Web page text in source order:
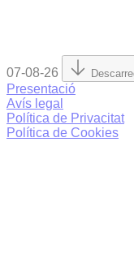
07-08-26
Presentació
Avís legal
Política de Privacitat
Política de Cookies